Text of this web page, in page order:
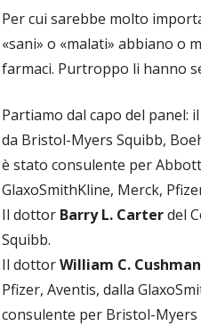
Per cui sarebbe molto
«sani» o «malati» abbiano o
farmaci. Purtroppo li hanno
Partiamo dal capo del panel:
da Bristol-Myers Squibb,
è stato consulente per
GlaxoSmithKline, Merck,
Il dottor Barry L. Carterdel
Squibb.
Il dottorWilliam C. Cushman
Pfizer, Aventis, dalla
consulente per Bristol-Myers